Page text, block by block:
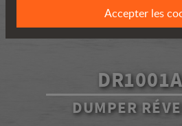
DUMPER
Accepter les